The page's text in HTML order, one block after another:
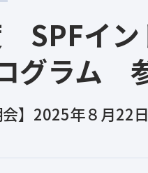
SPFイ
グラム
会】2025年８月22